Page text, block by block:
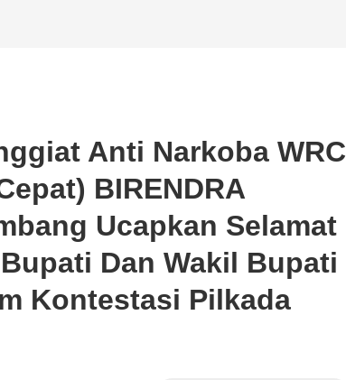
Anti Narkoba WRC
BIRENDRA
Ucapkan Selamat
Dan Wakil Bupati
Kontestasi Pilkada